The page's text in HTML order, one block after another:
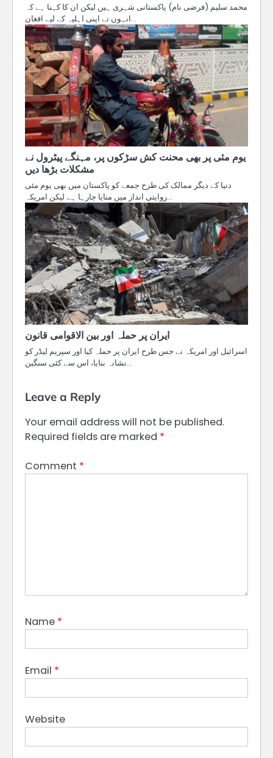
محمد سلیم (فرضی نام) پاکستانی شہری ہیں لیکن ان کا کہنا ہے کہ
انہوں نے اپنی اہلیہ کے لیے افغان…
یوم مئی پر بھی محنت کش سڑکوں پر، مہنگے پیٹرول نے
مشکلات بڑھا دیں
دنیا کے دیگر ممالک کی طرح جمعے کو پاکستان میں بھی یوم مئی
روایتی انداز میں منایا جارہا ہے لیکن امریکہ…
ایران پر حملہ اور بین الاقوامی قانون
اسرائیل اور امریکہ نے جس طرح ایران پر حملہ کیا اور سپریم لیڈر کو
نشانہ بنایا، اس سے کئی سنگین…
Leave a Reply
Your email address will not be published.
Required fields are marked *
Comment *
Name *
Email *
Website